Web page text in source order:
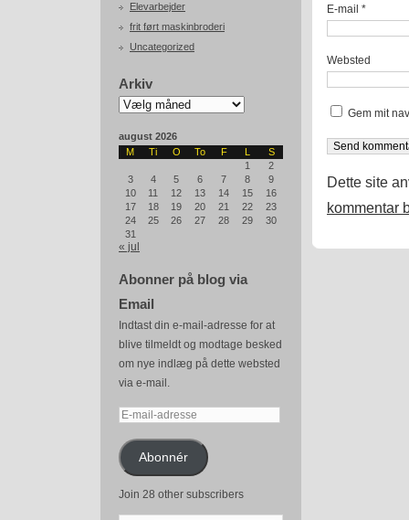
Elevarbejder
frit ført maskinbroderi
Uncategorized
Arkiv
Arkiv
august 2026
M
Ti O To F L
S
1
2
3
4 5 6 7 8
9
10
11 12 13 14 15
16
17
18 19 20 21 22
23
24
25 26 27 28 29
30
31
« jul
Abonner på blog via
Email
Indtast din e-mail-adresse for at
blive tilmeldt og modtage besked
om nye indlæg på dette websted
via e-mail.
E-
adresseAbonnér
Join 28 other subscribers
E-mail *
Websted
Gem mit
Dette site
kommentar